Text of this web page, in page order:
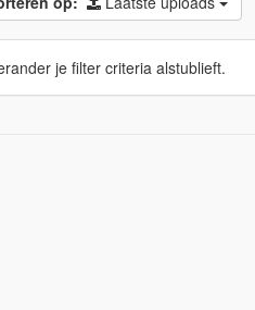
je filter criteria alstublieft.